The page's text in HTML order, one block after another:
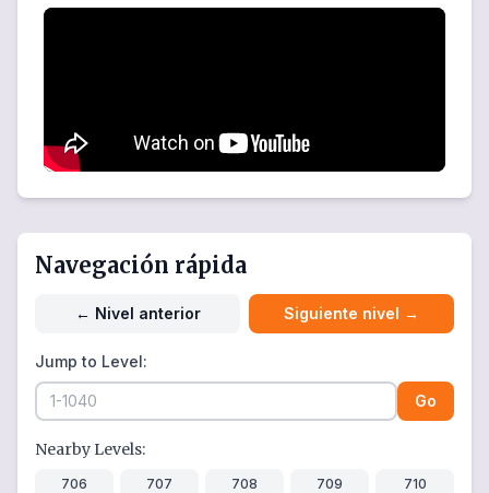
Navegación rápida
← Nivel anterior Siguiente nivel →
Jump to Level:
Go
Nearby Levels:
706 707 708 709 710